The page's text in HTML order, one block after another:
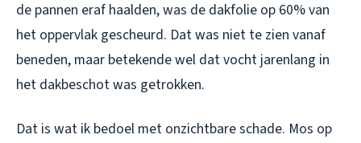
de pannen eraf haalden, was de dakfolie op 60% van
het oppervlak gescheurd. Dat was niet te zien vanaf
beneden, maar betekende wel dat vocht jarenlang in
het dakbeschot was getrokken.
Dat is wat ik bedoel met onzichtbare schade. Mos op